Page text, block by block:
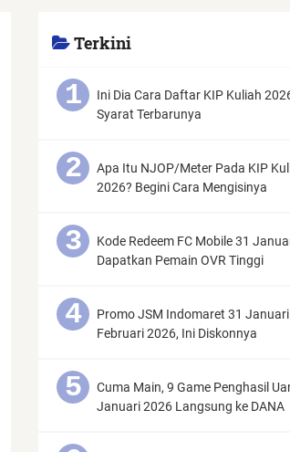
Terkini
Ini Dia Cara Daftar KIP Kuliah
Syarat Terbarunya
Apa Itu NJOP/Meter Pada KIP
2026? Begini Cara Mengisinya
Kode Redeem FC Mobile 31
Dapatkan Pemain OVR Tinggi
Promo JSM Indomaret 31 Januari
Februari 2026, Ini Diskonnya
Cuma Main, 9 Game Penghasil
Januari 2026 Langsung ke DANA